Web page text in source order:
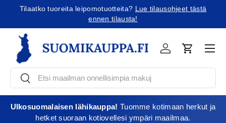
tilausohjeet tästä
Tilaatko Yhdysvaltoihin?Tutustu uusiin
EtsiEtsi
KirjauduOstoskori
Ulkosuomalaisen lähikauppa! Tuomme kotimaan herkut ja
hetket suoraan kotiovellesi ympäri maailmaa.